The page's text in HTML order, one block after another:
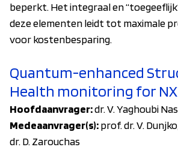
beperkt. Het integraal en
deze elementen leidt tot maximale
voor kostenbesparing.
Quantum-enhanced
Health monitoring for
Hoofdaanvrager:dr. V. Yaghoubi
Medeaanvrager(s):prof. dr. V.
dr. D. Zarouchas